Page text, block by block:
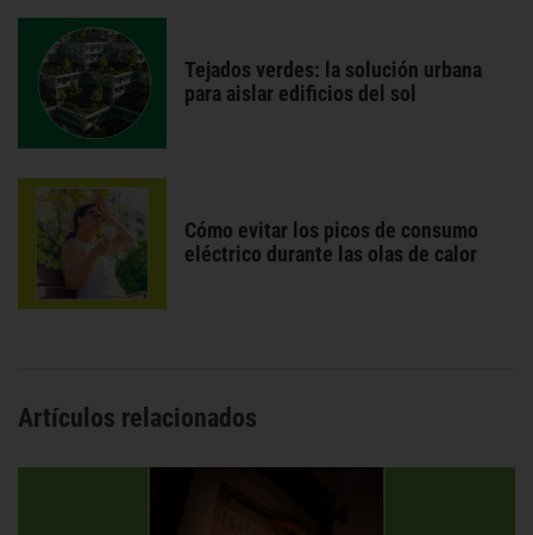
Tejados verdes: la solución urbana
para aislar edificios del sol
Cómo evitar los picos de consumo
eléctrico durante las olas de calor
Artículos relacionados